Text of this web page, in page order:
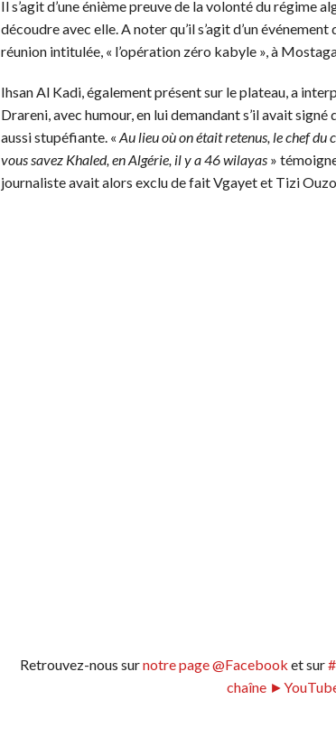
Il s’agit d’une énième preuve de la volonté du régime
découdre avec elle. A noter qu’il s’agit d’un
réunion intitulée, « l’opération zéro kabyle », à
Ihsan Al Kadi, également présent sur le plateau, a
Drareni, avec humour, en lui demandant s’il avait
aussi stupéfiante. «Au lieu où on était retenus, le chef du
vous savez Khaled, en Algérie, il y a 46 wilayas »
journaliste avait alors exclu de fait Vgayet et Tizi
Retrouvez-nous surnotre page @Facebook et sur
chaîne